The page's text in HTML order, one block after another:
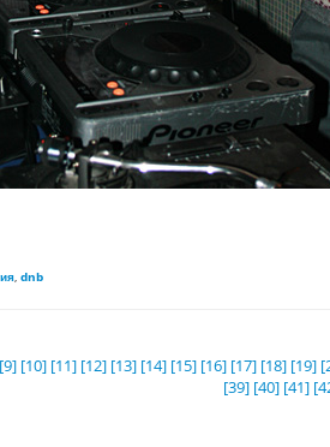
dnb
[9] [10] [11] [12] [13] [14] [15] [16] [17] [18] [19]
[39] [40] [41]